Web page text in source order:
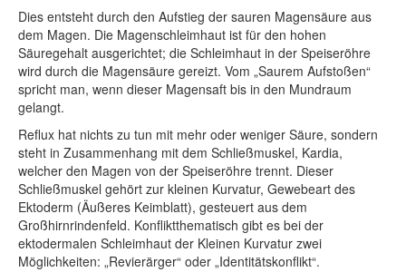
Dies entsteht durch den Aufstieg der sauren Magensäure aus
dem Magen. Die Magenschleimhaut ist für den hohen
Säuregehalt ausgerichtet; die Schleimhaut in der Speiseröhre
wird durch die Magensäure gereizt. Vom „Saurem Aufstoßen“
spricht man, wenn dieser Magensaft bis in den Mundraum
gelangt.
Reflux hat nichts zu tun mit mehr oder weniger Säure, sondern
steht in Zusammenhang mit dem Schließmuskel, Kardia,
welcher den Magen von der Speiseröhre trennt. Dieser
Schließmuskel gehört zur kleinen Kurvatur, Gewebeart des
Ektoderm (Äußeres Keimblatt), gesteuert aus dem
Großhirnrindenfeld. Konfliktthematisch gibt es bei der
ektodermalen Schleimhaut der Kleinen Kurvatur zwei
Möglichkeiten: „Revierärger“ oder „Identitätskonflikt“.